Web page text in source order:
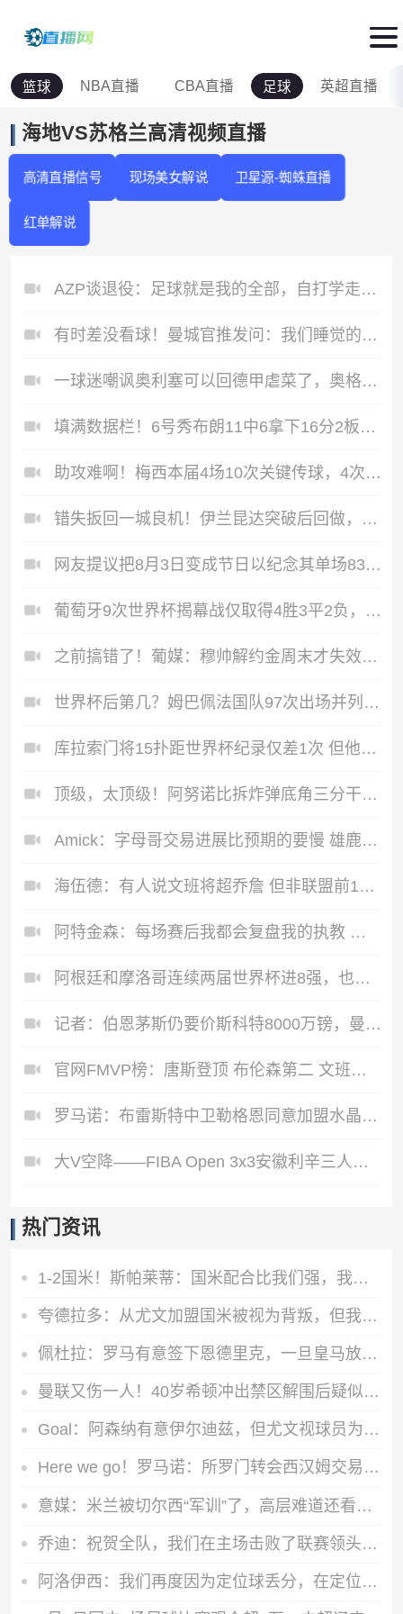
篮球 NBA直播 CBA直播 足球 英超直播
海地VS苏格兰高清视频直播
高清直播信号 现场美女解说 卫星源-蜘蛛直播
红单解说
AZP谈退役：足球就是我的全部，自打学走路起，足球就陪伴着我
有时差没看球！曼城官推发问：我们睡觉的时候，哈兰德进球了吗？
一球迷嘲讽奥利塞可以回德甲虐菜了，奥格斯堡晒战胜拜仁截图回应
填满数据栏！6号秀布朗11中6拿下16分2板5助2断1帽 正负值+21
助攻难啊！梅西本届4场10次关键传球，4次创造重大机会还未获助攻
错失扳回一城良机！伊兰昆达突破后回做，沃尔帕托近距离射门打飞
网友提议把8月3日变成节日以纪念其单场83分 阿德巴约：完成赞同
葡萄牙9次世界杯揭幕战仅取得4胜3平2负，最近5届有3次战平
之前搞错了！葡媒：穆帅解约金周末才失效，10天期限指的是工作日
世界杯后第几？姆巴佩法国队97次出场并列第十，洛里145场第一
库拉索门将15扑距世界杯纪录仅差1次 但他比霍华德少踢30分钟加时
顶级，太顶级！阿努诺比拆炸弹底角三分干拔命中 再大帽哈珀上篮
Amick：字母哥交易进展比预期的要慢 雄鹿对整体回报感到失望
海伍德：有人说文班将超乔詹 但非联盟前10的唐斯打得比他更好
阿特金森：每场赛后我都会复盘我的执教 有专业顾问评估我的工作
阿根廷和摩洛哥连续两届世界杯进8强，也是本届仅剩的非欧洲球队
记者：伯恩茅斯仍要价斯科特8000万镑，曼联曼城枪手近两周有接触
官网FMVP榜：唐斯登顶 布伦森第二 文班第三 哈珀第四 OG第五
罗马诺：布雷斯特中卫勒格恩同意加盟水晶宫，他很期待后者计划
大V空降——FIBA Open 3x3安徽利辛三人篮球公开赛圆满落幕
热门资讯
1-2国米！斯帕莱蒂：国米配合比我们强，我们球员很棒 整体是关键
夸德拉多：从尤文加盟国米被视为背叛，但我失业必须寻找其他选择
佩杜拉：罗马有意签下恩德里克，一旦皇马放行将直接加入争夺战
曼联又伤一人！40岁希顿冲出禁区解围后疑似拉伤，被换下
Goal：阿森纳有意伊尔迪兹，但尤文视球员为非卖品，除非天价购买
Here we go！罗马诺：所罗门转会西汉姆交易达成，总价达700万镑
意媒：米兰被切尔西“军训”了，高层难道还看不出阵容短板？
乔迪：祝贺全队，我们在主场击败了联赛领头羊，顺利拿下宝贵三分
阿洛伊西：我们再度因为定位球丢分，在定位球防守上犯了一些错误